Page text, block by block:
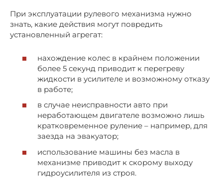
При эксплуатации рулевого механизма нужно
знать, какие действия могут повредить
установленный агрегат:
нахождение колес в крайнем положении
более 5 секунд приводит к перегреву
жидкости в усилителе и возможному отказу
в работе;
в случае неисправности авто при
неработающем двигателе возможно лишь
кратковременное руление – например, для
заезда на эвакуатор;
использование машины без масла в
механизме приводит к скорому выходу
гидроусилителя из строя.